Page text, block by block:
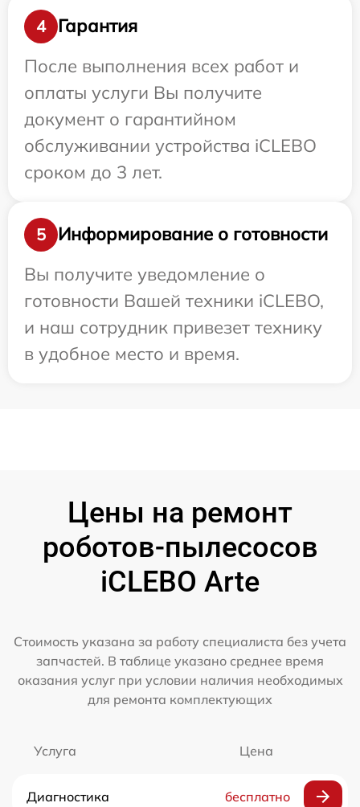
4
Гарантия
После выполнения всех работ и
оплаты услуги Вы получите
документ о гарантийном
обслуживании устройства iCLEBO
сроком до 3 лет.
5
Информирование о готовности
Вы получите уведомление о
готовности Вашей техники iCLEBO,
и наш сотрудник привезет технику
в удобное место и время.
Цены на ремонт
роботов-пылесосов
iCLEBO Arte
Стоимость указана за работу специалиста без учета
запчастей. В таблице указано среднее время
оказания услуг при условии наличия необходимых
для ремонта комплектующих
Услуга Цена
Диагностика бесплатно